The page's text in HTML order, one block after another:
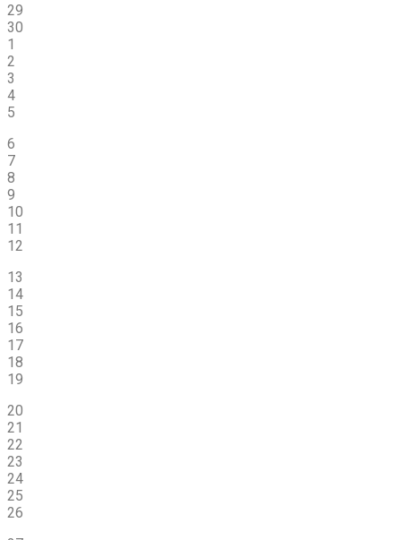
29
30
1
2
3
4
5
6
7
8
9
10
11
12
13
14
15
16
17
18
19
20
21
22
23
24
25
26